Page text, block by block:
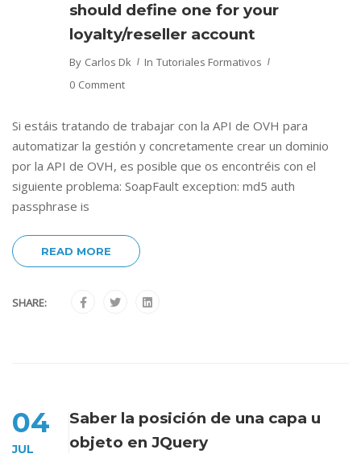
should define one for your
loyalty/reseller account
By Carlos Dk In Tutoriales Formativos
0 Comment
Si estáis tratando de trabajar con la API de OVH para
automatizar la gestión y concretamente crear un dominio
por la API de OVH, es posible que os encontréis con el
siguiente problema: SoapFault exception: md5 auth
passphrase is
READ MORE
SHARE:
04
JUL
Saber la posición de una capa u
objeto en JQuery